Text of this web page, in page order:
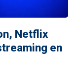
Netflix
en